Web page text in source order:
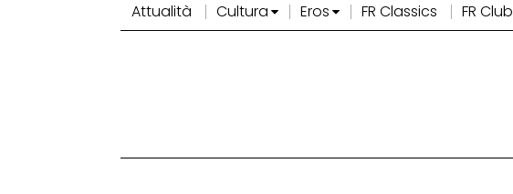
Attualità Cultura Eros FR Classics FR Club